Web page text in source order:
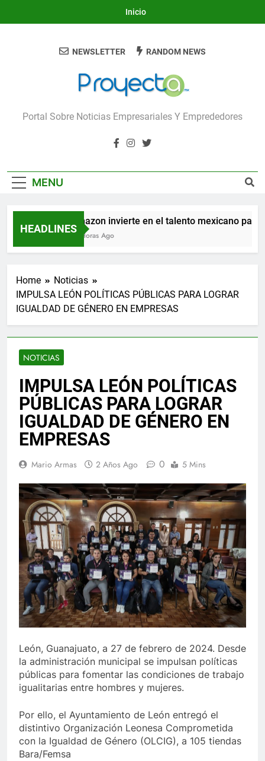
Inicio
Proyecta
Portal Sobre Noticias Empresariales Y Emprededores
NEWSLETTER RANDOM NEWS
MENU
HEADLINES
Amazon invierte en el talento mexicano para
15 Horas Ago
Home
Noticias
IMPULSA LEÓN POLÍTICAS PÚBLICAS PARA LOGRAR
IGUALDAD DE GÉNERO EN EMPRESAS
NOTICIAS
IMPULSA LEÓN POLÍTICAS
PÚBLICAS PARA LOGRAR
IGUALDAD DE GÉNERO EN
EMPRESAS
Mario Armas 2 Años Ago 0 5 Mins
León, Guanajuato, a 27 de febrero de 2024. Desde
la administración municipal se impulsan políticas
públicas para fomentar las condiciones de trabajo
igualitarias entre hombres y mujeres.
Por ello, el Ayuntamiento de León entregó el
distintivo Organización Leonesa Comprometida
con la Igualdad de Género (OLCIG), a 105 tiendas
Bara/Femsa